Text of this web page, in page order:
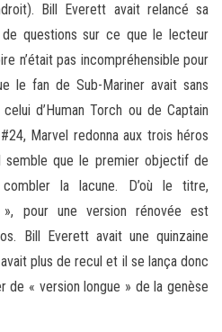
Bill Everett avait relancé sa
questions sur ce que le lecteur
n’était pas incompréhensible pour
le fan de Sub-Mariner avait sans
d’Human Torch ou de Captain
Marvel redonna aux trois héros
semble que le premier objectif de
la lacune. D’où le titre,
», pour une version rénovée est
Bill Everett avait une quinzaine
plus de recul et il se lança donc
de « version longue » de la genèse